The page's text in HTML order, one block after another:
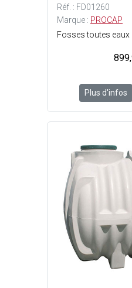
Réf. : FD01260
Marque : PROCAP
Plus d'infos